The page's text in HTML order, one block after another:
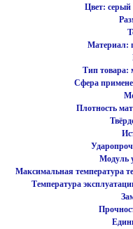
Цвет: серый
Материал:
Тип товара:
Сфера
Плотность
Модуль
Максимальная температура
Температура